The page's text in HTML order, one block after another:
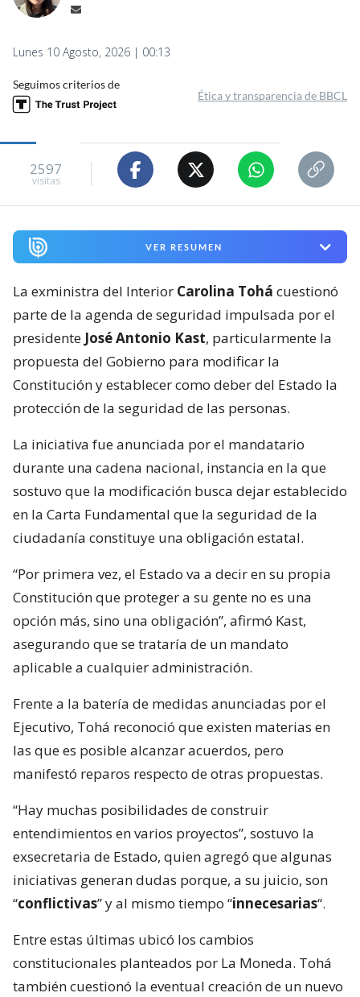
Lunes 10 Agosto, 2026 | 00:13
Seguimos criterios de
Ética y transparencia de BBCL
2597
visitas
VER RESUMEN
La exministra del Interior Carolina Tohá cuestionó
parte de la agenda de seguridad impulsada por el
presidente José Antonio Kast, particularmente la
propuesta del Gobierno para modificar la
Constitución y establecer como deber del Estado la
protección de la seguridad de las personas.
La iniciativa fue anunciada por el mandatario
durante una cadena nacional, instancia en la que
sostuvo que la modificación busca dejar establecido
en la Carta Fundamental que la seguridad de la
ciudadanía constituye una obligación estatal.
“Por primera vez, el Estado va a decir en su propia
Constitución que proteger a su gente no es una
opción más, sino una obligación”, afirmó Kast,
asegurando que se trataría de un mandato
aplicable a cualquier administración.
Frente a la batería de medidas anunciadas por el
Ejecutivo, Tohá reconoció que existen materias en
las que es posible alcanzar acuerdos, pero
manifestó reparos respecto de otras propuestas.
“Hay muchas posibilidades de construir
entendimientos en varios proyectos”, sostuvo la
exsecretaria de Estado, quien agregó que algunas
iniciativas generan dudas porque, a su juicio, son
“conflictivas” y al mismo tiempo “innecesarias“.
Entre estas últimas ubicó los cambios
constitucionales planteados por La Moneda. Tohá
también cuestionó la eventual creación de un nuevo